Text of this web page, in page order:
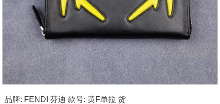
品牌: FENDI 芬迪 款号: 黄F单拉 货